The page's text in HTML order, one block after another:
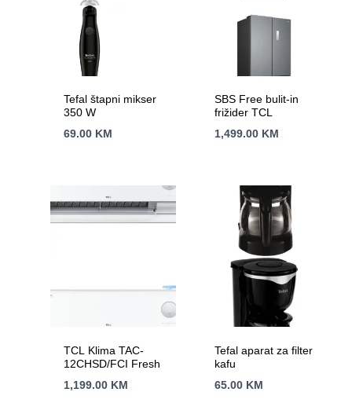
Tefal štapni mikser
350 W
69.00 KM
SBS Free bulit-in
frižider TCL
1,499.00 KM
TCL Klima TAC-
12CHSD/FCI Fresh
1,199.00 KM
Tefal aparat za filter
kafu
65.00 KM